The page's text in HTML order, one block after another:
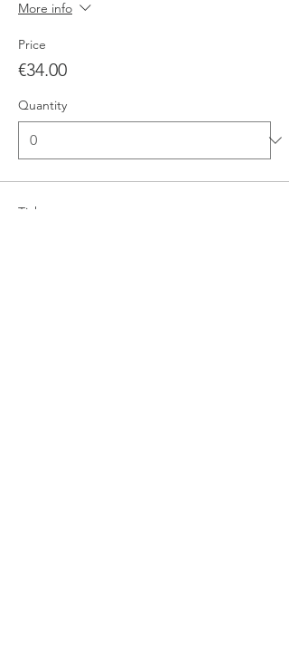
More info
Price
€34.00
Quantity
Ticket type